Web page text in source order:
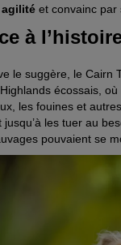
et convainc par
à
le suggère, le Cairn
écossais,
les fouines et
les tuer au
pouvaient se